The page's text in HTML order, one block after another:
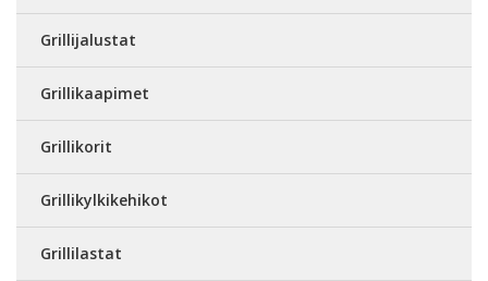
Grillijalustat
Grillikaapimet
Grillikorit
Grillikylkikehikot
Grillilastat